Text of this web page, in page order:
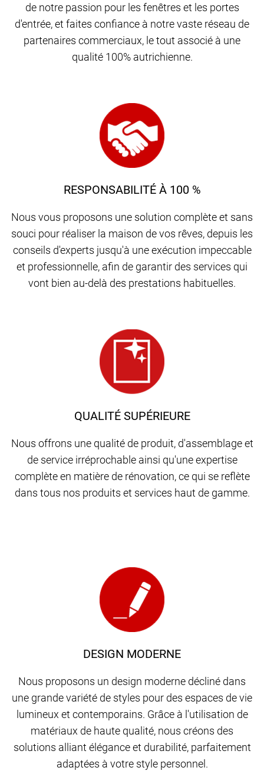
de notre passion pour les fenêtres et les portes
d'entrée, et faites confiance à notre vaste réseau de
partenaires commerciaux, le tout associé à une
qualité 100% autrichienne.
QUALITÉ SUPÉRIEURE
Nous offrons une qualité de produit, d'assemblage et
de service irréprochable ainsi qu'une expertise
complète en matière de rénovation, ce qui se reflète
dans tous nos produits et services haut de gamme.
RESPONSABILITÉ À 100 %
Nous vous proposons une solution complète et sans
souci pour réaliser la maison de vos rêves, depuis les
conseils d'experts jusqu'à une exécution impeccable
et professionnelle, afin de garantir des services qui
vont bien au-delà des prestations habituelles.
DESIGN MODERNE
Nous proposons un design moderne décliné dans
une grande variété de styles pour des espaces de vie
lumineux et contemporains. Grâce à l'utilisation de
matériaux de haute qualité, nous créons des
solutions alliant élégance et durabilité, parfaitement
adaptées à votre style personnel.